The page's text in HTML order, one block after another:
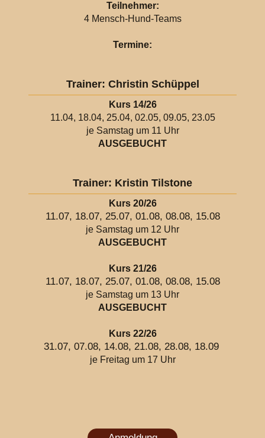
Teilnehmer:
4 Mensch-Hund-Teams
Termine:
Trainer: Christin Schüppel
Kurs 14/26
11.04, 18.04, 25.04, 02.05, 09.05, 23.05
je Samstag um 11 Uhr
AUSGEBUCHT
Trainer: Kristin Tilstone
Kurs 20/26
11.07, 18.07, 25.07, 01.08, 08.08, 15.08
je Samstag um 12 Uhr
AUSGEBUCHT
Kurs 21/26
11.07, 18.07, 25.07, 01.08, 08.08, 15.08
je Samstag um 13 Uhr
AUSGEBUCHT
Kurs 22/26
31.07, 07.08, 14.08, 21.08, 28.08, 18.09
je Freitag um 17 Uhr